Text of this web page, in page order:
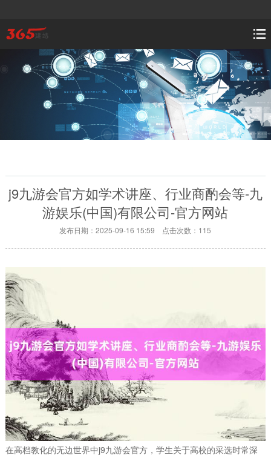
j9九游会官方如学术讲座、行业商酌会等-九
游娱乐(中国)有限公司-官方网站
发布日期：2025-09-16 15:59 点击次数：115
在高档教化的无边世界中j9九游会官方，学生关于高校的采选时常深